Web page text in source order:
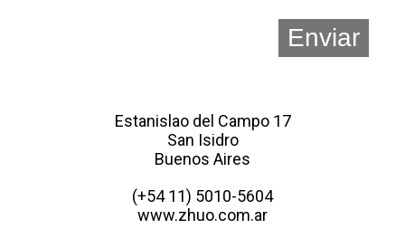
Estanislao del Campo 17
San Isidro
Buenos Aires
(+54 11) 5010-5604
www.zhuo.com.ar